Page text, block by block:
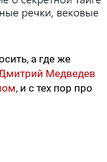
а где же
Медведев
, и с тех пор про